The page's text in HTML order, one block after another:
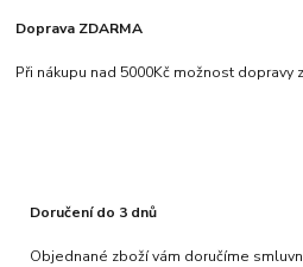
Doprava ZDARMA
Při nákupu nad 5000Kč možnost dopravy
Doručení do 3 dnů
Objednané zboží vám doručíme